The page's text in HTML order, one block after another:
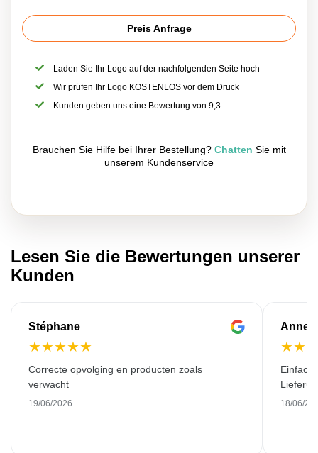
Preis Anfrage
Laden Sie Ihr Logo auf der nachfolgenden Seite hoch
Wir prüfen Ihr Logo KOSTENLOS vor dem Druck
Kunden geben uns eine Bewertung von 9,3
Brauchen Sie Hilfe bei Ihrer Bestellung? Chatten Sie mit
unserem Kundenservice
Lesen Sie die Bewertungen unserer
Kunden
Stéphane
★★★★★
Correcte opvolging en producten zoals
verwacht
19/06/2026
Anne-
★★
18/06/